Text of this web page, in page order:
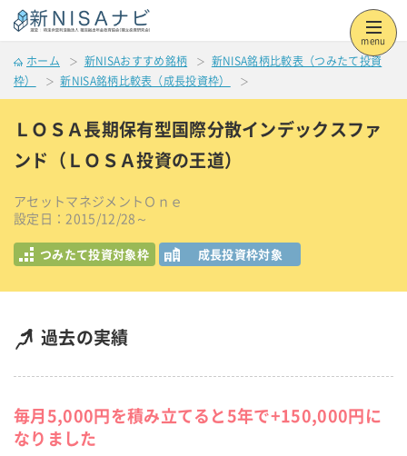
menu
ホーム 新NISAおすすめ銘柄
新NISA銘柄比較表（つみたて投資
枠）
新NISA銘柄比較表（成長投資枠）
ＬＯＳＡ長期保有型国際分散インデックスファ
ンド（ＬＯＳＡ投資の王道）
アセットマネジメントＯｎｅ
設定日：2015/12/28～
つみたて投資対象枠 成長投資枠対象
過去の実績
毎月5,000円を積み立てると5年で+150,000円に
なりました